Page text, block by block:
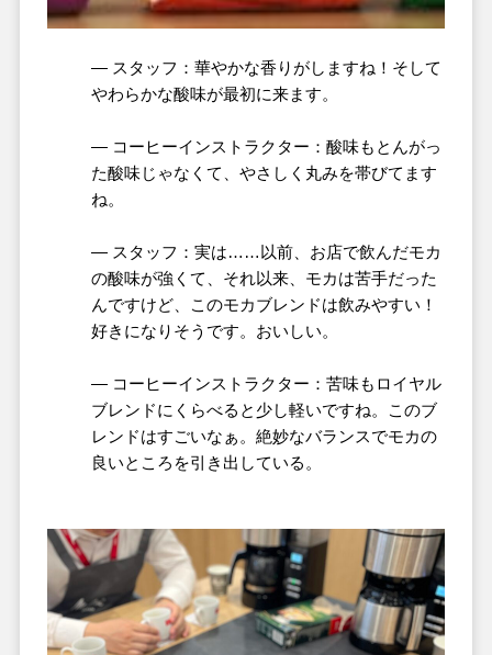
― スタッフ：華やかな香りがしますね！そして
やわらかな酸味が最初に来ます。
― コーヒーインストラクター：酸味もとんがっ
た酸味じゃなくて、やさしく丸みを帯びてます
ね。
― スタッフ：実は……以前、お店で飲んだモカ
の酸味が強くて、それ以来、モカは苦手だった
んですけど、このモカブレンドは飲みやすい！
好きになりそうです。おいしい。
― コーヒーインストラクター：苦味もロイヤル
ブレンドにくらべると少し軽いですね。このブ
レンドはすごいなぁ。絶妙なバランスでモカの
良いところを引き出している。